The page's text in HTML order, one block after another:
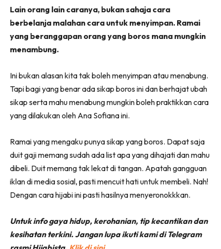
Lain orang lain caranya, bukan sahaja cara
berbelanja malahan cara untuk menyimpan. Ramai
yang beranggapan orang yang boros mana mungkin
menambung.
Ini bukan alasan kita tak boleh menyimpan atau menabung.
Tapi bagi yang benar ada sikap boros ini dan berhajat ubah
sikap serta mahu menabung mungkin boleh praktikkan cara
yang dilakukan oleh Ana Sofiana ini.
Ramai yang mengaku punya sikap yang boros. Dapat saja
duit gaji memang sudah ada list apa yang dihajati dan mahu
dibeli. Duit memang tak lekat di tangan. Apatah gangguan
iklan di media sosial, pasti mencuit hati untuk membeli. Nah!
Dengan cara hijabi ini pasti hasilnya menyeronokkkan.
Untuk info gaya hidup, kerohanian, tip kecantikan dan
kesihatan terkini. Jangan lupa ikuti kami di Telegram